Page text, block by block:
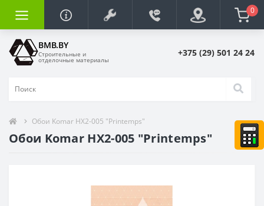
0
BMB.BY
Строительные и
отделочные материалы
+375 (29) 501 24 24
Обои Komar HX2-005 "Printemps"
Обои Komar HX2-005 "Printemps"